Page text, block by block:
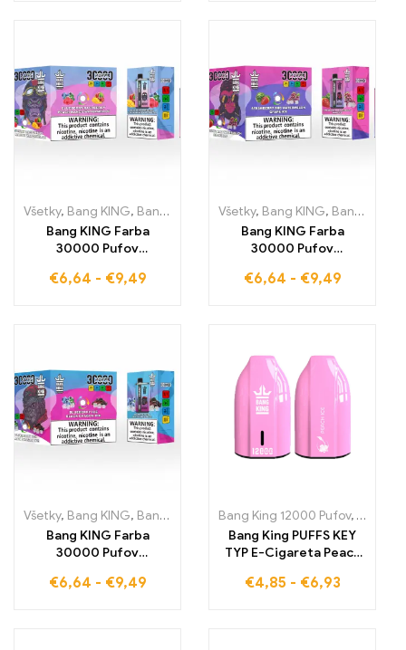
E-CIGARETY
Všetky, Bang KING, Bang King 30000 Pufov ,Jednorazové e-
Bang KING Farba
30000 Pufov
CIGARETA Dual Flavor
ovocný vysoký pôžitok
€6,64 - €9,49
Všetky, Bang KING, Bang King 30000 Pufov
Bang KING Farba
30000 Pufov
si dokonalú zmes
Ice pri každom ťahu
€6,64 - €9,49
Všetky, Bang KING, Bang King 30000 Pufov , Jednorazové e-
Bang KING Farba
30000 Pufov
zariadenie Ideálna
€6,64 - €9,49
Bang King 12000 Pufov,
Bang King PUFFS KEY
TYP E-Cigareta Peach
stretáva osviežujúcu
€4,85 - €6,93